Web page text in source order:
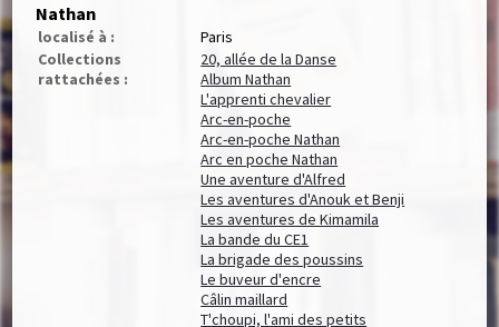
Nathan
localisé à :
Paris
Collections
rattachées :
20, allée de la Danse
Album Nathan
L'apprenti chevalier
Arc-en-poche
Arc-en-poche Nathan
Arc en poche Nathan
Une aventure d'Alfred
Les aventures d'Anouk et Benji
Les aventures de Kimamila
La bande du CE1
La brigade des poussins
Le buveur d'encre
Câlin maillard
T'choupi, l'ami des petits